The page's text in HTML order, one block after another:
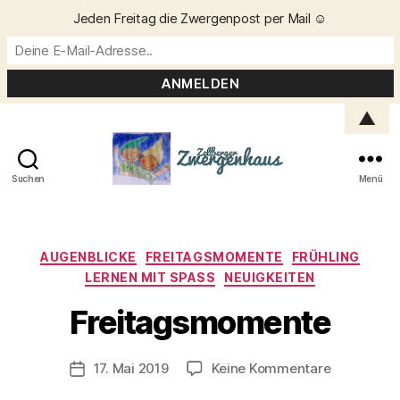
Suchen Menü
Kategorien
AUGENBLICKE FREITAGSMOMENTE
FRÜHLING
LERNEN MIT SPASS
NEUIGKEITEN
Freitagsmomente
Beitragsautor
V
n
C
ri
Veröffentlichungsdatum
17. Mai 2019 Keine Kommentarezu
Jeden Freitag die Zwergenpost per Mail ☺️
▲